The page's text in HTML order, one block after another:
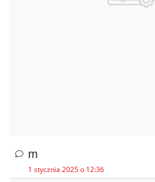
m
1 stycznia 2025 o 12:36